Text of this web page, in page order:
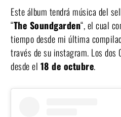
Este álbum tendrá música del
“The Soundgarden“, el cual
tiempo desde mi última
través de su instagram. Los dos
desde el 18 de octubre.